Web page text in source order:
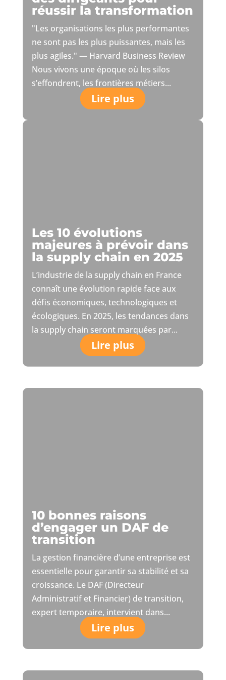
réussir la transformation
"Les organisations les plus performantes
ne sont pas les plus puissantes, mais les
plus agiles." — Harvard Business Review
Nous vivons une époque où les silos
s’effondrent, les frontières métiers...
Lire plus
Les 10 évolutions
majeures à prévoir dans
la supply chain en 2025
L’industrie de la supply chain en France
connaît une évolution rapide face aux
défis économiques, technologiques et
écologiques. En 2025, les tendances dans
la supply chain seront marquées par...
Lire plus
10 bonnes raisons
d’engager un DAF de
transition
La gestion financière d’une entreprise est
essentielle pour garantir sa stabilité et sa
croissance. Le DAF (Directeur
Administratif et Financier) de transition,
expert temporaire, intervient dans...
Lire plus